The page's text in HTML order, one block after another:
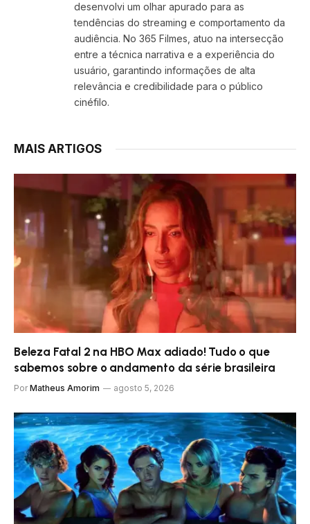
desenvolvi um olhar apurado para as
tendências do streaming e comportamento da
audiência. No 365 Filmes, atuo na intersecção
entre a técnica narrativa e a experiência do
usuário, garantindo informações de alta
relevância e credibilidade para o público
cinéfilo.
MAIS ARTIGOS
Beleza Fatal 2 na HBO Max adiado! Tudo o que
sabemos sobre o andamento da série brasileira
Por Matheus Amorim agosto 5, 2026